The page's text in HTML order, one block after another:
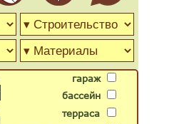
гараж
бассейн
терраса